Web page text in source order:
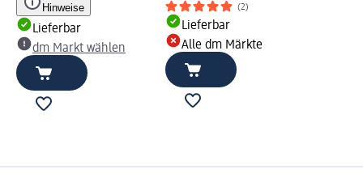
Hinweise
Lieferbar
dm Markt wählen
(2)
Lieferbar
Alle dm Märkte